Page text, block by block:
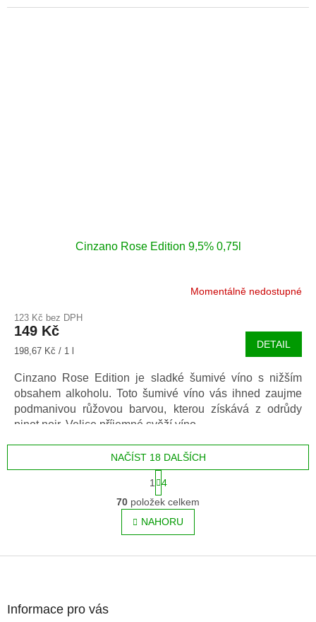
Cinzano Rose Edition 9,5% 0,75l
Momentálně nedostupné
123 Kč bez DPH
149 Kč
Měrná
198,67 Kč / 1 l
DETAIL
Cinzano Rose Edition je sladké šumivé víno s nižším
obsahem alkoholu. Toto šumivé víno vás ihned zaujme
podmanivou růžovou barvou, kterou získává z odrůdy
pinot noir. Velice příjemné svěží víno.
O
v
l
á
NAČÍST 18 DALŠÍCH
t
r
á
n
k
v
1
4
70 položek celkem
NAHORU
Informace pro vás